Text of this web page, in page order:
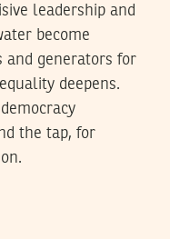
leadership and
become
generators for
deepens.
the tap, for